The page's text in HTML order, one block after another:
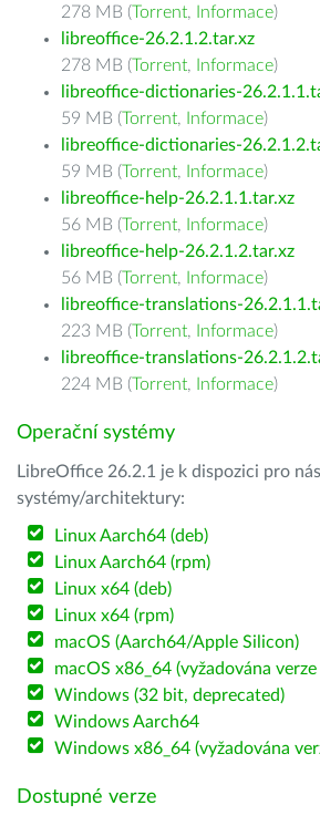
278 MB (Torrent, Informace)
libreoffice-26.2.1.2.tar.xz
278 MB (Torrent, Informace)
libreoffice-dictionaries-
59 MB (Torrent, Informace)
libreoffice-dictionaries-
59 MB (Torrent, Informace)
libreoffice-help-26.2.1.1.tar.xz
56 MB (Torrent, Informace)
libreoffice-help-26.2.1.2.tar.xz
56 MB (Torrent, Informace)
libreoffice-translations-
223 MB (Torrent, Informace)
libreoffice-translations-
224 MB (Torrent, Informace)
Operační systémy
LibreOffice 26.2.1 je k dispozici pro
systémy/architektury:
Linux Aarch64 (deb)
Linux Aarch64 (rpm)
Linux x64 (deb)
Linux x64 (rpm)
macOS (Aarch64/Apple Silicon)
macOS x86_64 (vyžadována
Windows (32 bit, deprecated)
Windows Aarch64
Windows x86_64 (vyžadována
Dostupné verze